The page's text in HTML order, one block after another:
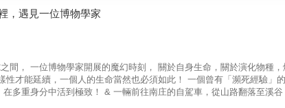
公司》作者 梅琳達‧蓋茲 比爾及梅琳達&middot;蓋茲基金會聯合主席
教授 陳鳳馨& 資深媒體人、〈財經起床號〉主持人 程世嘉 iKala共
前國際事業董事總經理 蘇慧貞 成大研究發展基金會董事長 & 新書
李飛飛的視界之旅》 https://youtu.be/HLu1PICssPM & 2.如何面對AI
界之旅》 https://youtu.be/otuuTm_mpyg & 3.AI先行者李飛飛：找到
VBUr8tuuslQ
造密碼轉輪等，親自體驗樂無窮。
，遇見一位博物學家
間， 一位博物學家開展的魔幻時刻， 關於自身生命，關於演化物種
性才能延續，一個人的生命當然也必須如此！ 一個曾有「瀕死經驗」
車，從山路翻落至溪谷，彈出車外的他，在痛感中醒來。在等